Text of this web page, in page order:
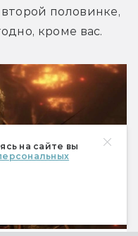
на сайте вы
половинке,
кроме вас.